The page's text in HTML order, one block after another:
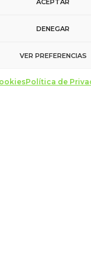
DENEGAR
VER PREFERENCIAS
Política de
Leonhard Durante los